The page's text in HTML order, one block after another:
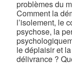
problèmes du
Comment la
l’isolement, le
psychose, la
le déplaisir et
délivrance ?